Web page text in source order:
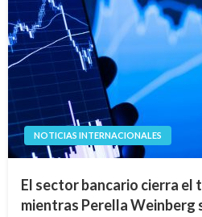
NOTICIAS INTERNACIONALES
El sector bancario cierra el
mientras Perella Weinberg